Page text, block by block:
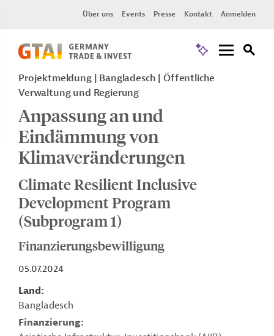
Über uns Events Presse Kontakt Anmelden
Projektmeldung Bangladesch
Öffentliche
Verwaltung und Regierung
Anpassung an und
Eindämmung von
Klimaveränderungen
Climate Resilient Inclusive
Development Program
(Subprogram 1)
Finanzierungsbewilligung
05.07.2024
Land
Bangladesch
Finanzierung